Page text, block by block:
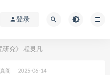
登录
研究》 程灵凡
阁 2025-06-14